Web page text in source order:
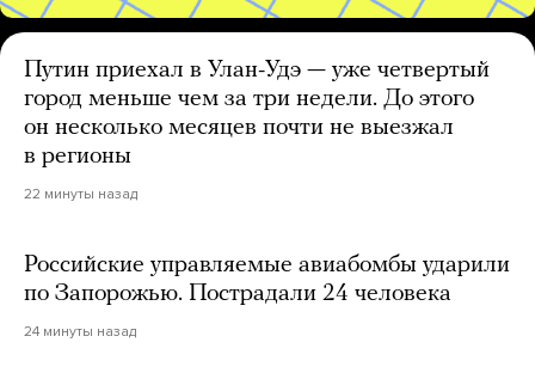
Путин приехал в Улан-Удэ — уже четвертый
город меньше чем за три недели. До этого
он несколько месяцев почти не выезжал
в регионы
22 минуты назад
Российские управляемые авиабомбы ударили
по Запорожью. Пострадали 24 человека
24 минуты назад